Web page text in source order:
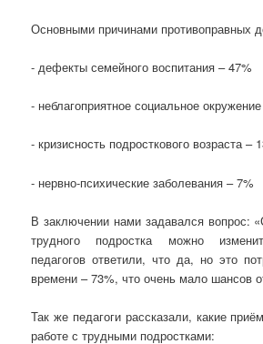
Основными причинами противоправных
- дефекты семейного воспитания – 47%
- неблагоприятное социальное
- кризисность подросткового возраста –
- нервно-психические заболевания – 7%
В заключении нами задавался вопрос:
трудного подростка можно
педагогов ответили, что да, но это
времени – 73%, что очень мало шансов
Так же педагоги рассказали, какие
работе с трудными подростками: